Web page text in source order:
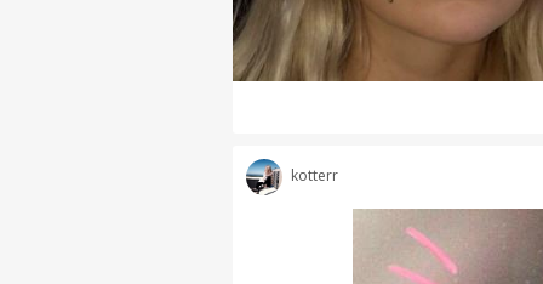
kotterr